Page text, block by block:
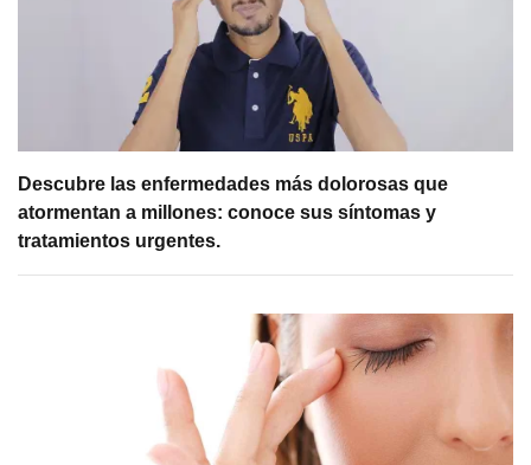
Descubre las enfermedades más dolorosas que
atormentan a millones: conoce sus síntomas y
tratamientos urgentes.